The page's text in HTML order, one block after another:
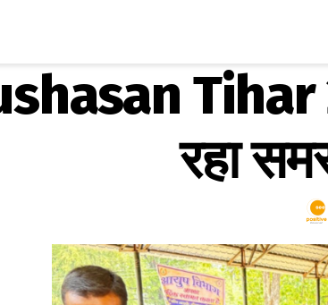
Tihar
रहा